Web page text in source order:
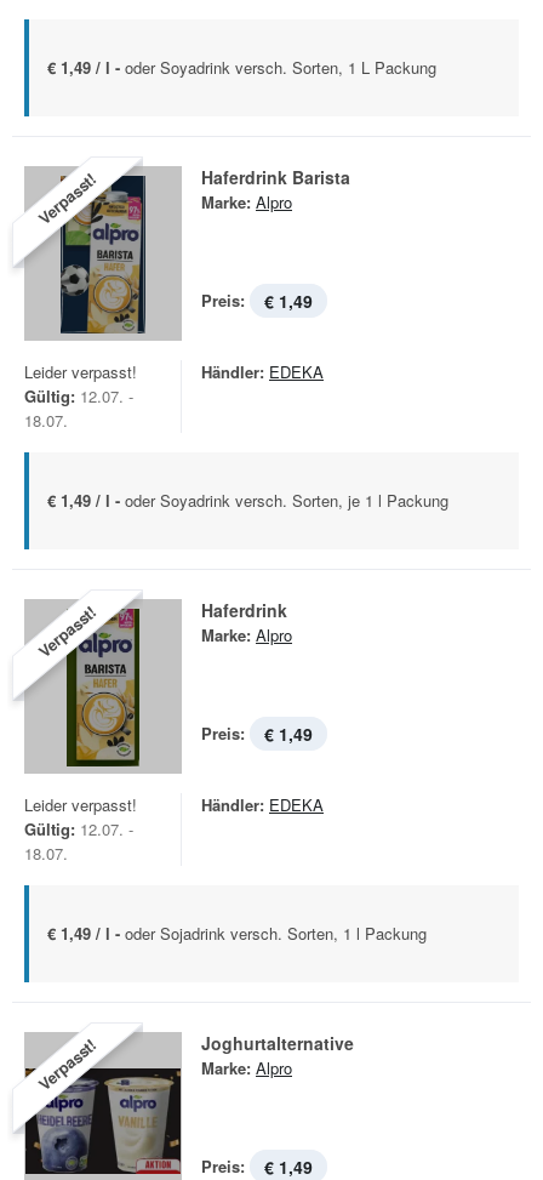
€ 1,49 / l - oder Soyadrink versch. Sorten, 1 L Packung
Verpasst! Haferdrink Barista
Marke: Alpro
Preis: € 1,49
Leider verpasst!
Gültig: 12.07. -
18.07.
Händler: EDEKA
€ 1,49 / l - oder Soyadrink versch. Sorten, je 1 l Packung
Verpasst! Haferdrink
Marke: Alpro
Preis: € 1,49
Leider verpasst!
Gültig: 12.07. -
18.07.
Händler: EDEKA
€ 1,49 / l - oder Sojadrink versch. Sorten, 1 l Packung
Verpasst! Joghurtalternative
Marke: Alpro
Preis: € 1,49